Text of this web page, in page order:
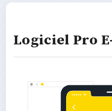
Logiciel Pro